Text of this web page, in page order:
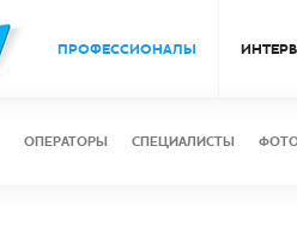
ПРОФЕССИОНАЛЫ
ОПЕРАТОРЫ СПЕЦИАЛИСТЫ